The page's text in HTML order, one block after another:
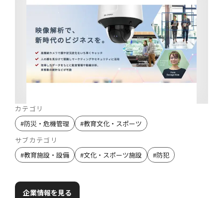
カテゴリ
#防災・危機管理 #教育文化・スポーツ
サブカテゴリ
#教育施設・設備 #文化・スポーツ施設 #防犯
企業情報を見る